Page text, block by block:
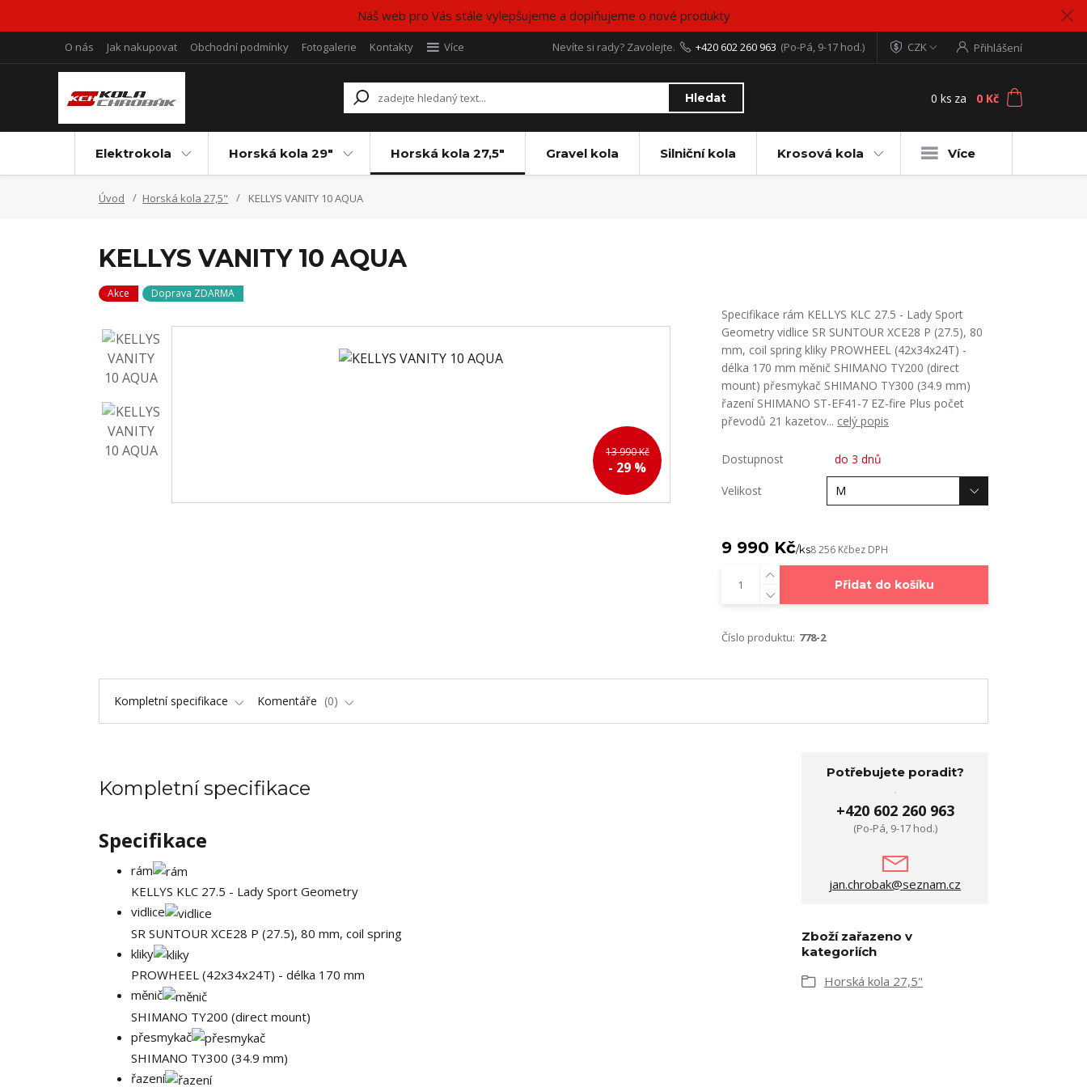
Náš web pro Vás stále vylepšujeme a doplňujeme o nové produkty
O nás Jak nakupovat Obchodní podmínky Fotogalerie Kontakty Více CZK Přihlášení
Hledat
Nevíte si rady? Zavolejte. +420 602 260 963 (Po-Pá, 9-17 hod.)
0 ks za 0 Kč
Elektrokola Horská kola 29" Horská kola 27,5" Gravel kola Silniční kola Krosová kola Více
Úvod Horská kola 27,5" KELLYS VANITY 10 AQUA
KELLYS VANITY 10 AQUA
Akce Doprava ZDARMA
13 990 Kč
- 29 %
Specifikace rám KELLYS KLC 27.5 - Lady Sport
Geometry vidlice SR SUNTOUR XCE28 P (27.5), 80
mm, coil spring kliky PROWHEEL (42x34x24T) -
délka 170 mm měnič SHIMANO TY200 (direct
mount) přesmykač SHIMANO TY300 (34.9 mm)
řazení SHIMANO ST-EF41-7 EZ-fire Plus počet
převodů 21 kazetov... celý popis
Dostupnost do 3 dnů
Velikost
9 990 Kč/ks8 256 Kčbez DPH
Přidat do košíku
Číslo produktu: 778-2
Kompletní specifikace Komentáře 0
Kompletní specifikace
Specifikace
rám
KELLYS KLC 27.5 - Lady Sport Geometry
vidlice
SR SUNTOUR XCE28 P (27.5), 80 mm, coil spring
kliky
PROWHEEL (42x34x24T) - délka 170 mm
měnič
SHIMANO TY200 (direct mount)
přesmykač
SHIMANO TY300 (34.9 mm)
řazení
Potřebujete poradit?
+420 602 260 963
(Po-Pá, 9-17 hod.)
jan.chrobak@seznam.cz
Zboží zařazeno v
kategoriích
Horská kola 27,5"